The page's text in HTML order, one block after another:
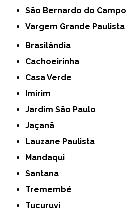
São Bernardo do Campo
Vargem Grande Paulista
Brasilândia
Cachoeirinha
Casa Verde
Imirim
Jardim São Paulo
Jaçanã
Lauzane Paulista
Mandaqui
Santana
Tremembé
Tucuruvi